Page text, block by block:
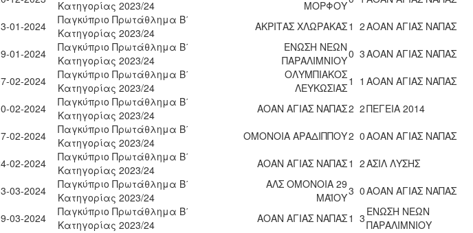
Κατηγορίας 2023/24
ΜΟΡΦΟΥ
01-2024
Παγκύπριο Πρωτάθλημα Β΄
Κατηγορίας 2023/24
ΑΚΡΙΤΑΣ ΧΛΩΡΑΚΑΣ1 2ΑΟΑΝ ΑΓΙΑΣ ΝΑΠΑΣ
01-2024
Παγκύπριο Πρωτάθλημα Β΄
Κατηγορίας 2023/24
ΕΝΩΣΗ ΝΕΩΝ
ΠΑΡΑΛΙΜΝΙΟΥ0 3ΑΟΑΝ ΑΓΙΑΣ ΝΑΠΑΣ
02-2024
Παγκύπριο Πρωτάθλημα Β΄
Κατηγορίας 2023/24
ΟΛΥΜΠΙΑΚΟΣ
ΛΕΥΚΩΣΙΑΣ1 1 ΑΟΑΝ ΑΓΙΑΣ ΝΑΠΑΣ
02-2024
Παγκύπριο Πρωτάθλημα Β΄
Κατηγορίας 2023/24
ΑΟΑΝ ΑΓΙΑΣ ΝΑΠΑΣ2 2ΠΕΓΕΙΑ 2014
02-2024
Παγκύπριο Πρωτάθλημα Β΄
Κατηγορίας 2023/24
ΟΜΟΝΟΙΑ ΑΡΑΔΙΠΠΟΥ2 0ΑΟΑΝ ΑΓΙΑΣ ΝΑΠΑΣ
02-2024
Παγκύπριο Πρωτάθλημα Β΄
Κατηγορίας 2023/24
ΑΟΑΝ ΑΓΙΑΣ ΝΑΠΑΣ1 2ΑΣΙΛ ΛΥΣΗΣ
03-2024
Παγκύπριο Πρωτάθλημα Β΄
Κατηγορίας 2023/24
ΑΛΣ ΟΜΟΝΟΙΑ 29
ΜΑΪΟΥ3 0ΑΟΑΝ ΑΓΙΑΣ ΝΑΠΑΣ
03-2024
Παγκύπριο Πρωτάθλημα Β΄
Κατηγορίας 2023/24
ΑΟΑΝ ΑΓΙΑΣ ΝΑΠΑΣ1 3 ΕΝΩΣΗ ΝΕΩΝ
ΠΑΡΑΛΙΜΝΙΟΥ